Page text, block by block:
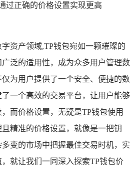
过正确的价格设置实现更高
资产领域,TP钱包宛如一颗璀璨的
泛的适用性，成为众多用户管理数
为用户提供了一个安全、便捷的数
一个高效的交易平台，让用户能够
而价格设置，无疑是TP钱包使用
精准的价格设置，就像是一把钥
变的市场中把握最佳交易时机，实
就让我们一同深入探索TP钱包价